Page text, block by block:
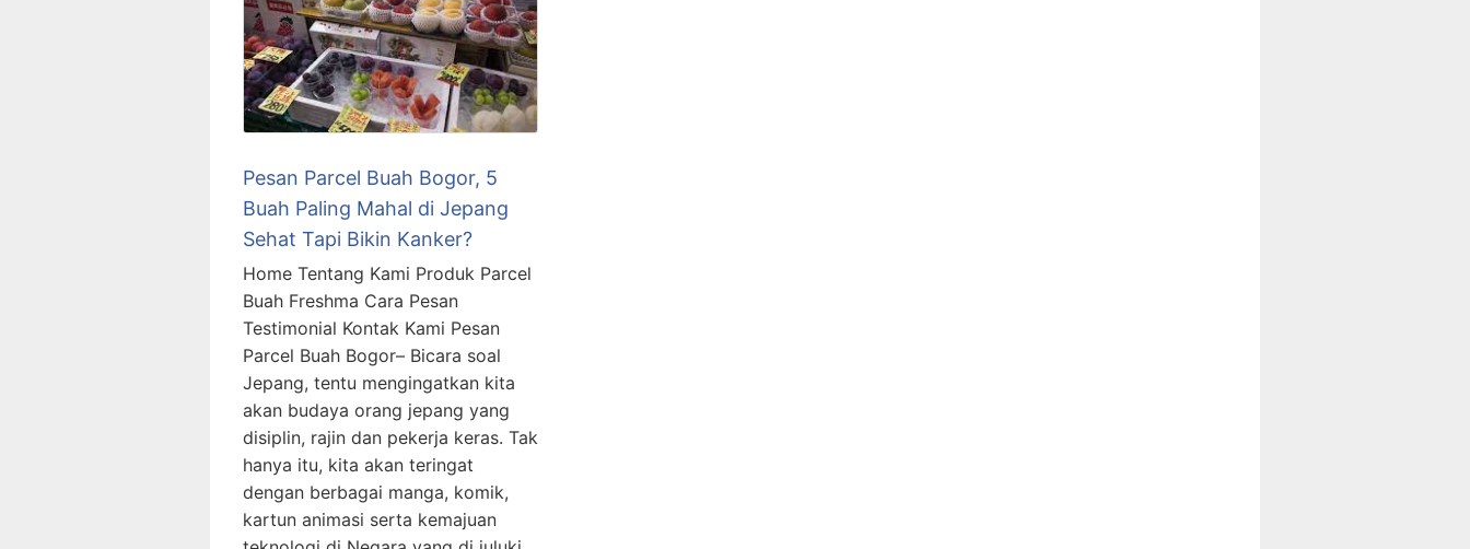
Pesan Parcel Buah Bogor, 5
Buah Paling Mahal di Jepang
Sehat Tapi Bikin Kanker?
Home Tentang Kami Produk Parcel
Buah Freshma Cara Pesan
Testimonial Kontak Kami Pesan
Parcel Buah Bogor– Bicara soal
Jepang, tentu mengingatkan kita
akan budaya orang jepang yang
disiplin, rajin dan pekerja keras. Tak
hanya itu, kita akan teringat
dengan berbagai manga, komik,
kartun animasi serta kemajuan